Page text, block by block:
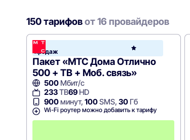
150 тарифовот 16 провайдеров
Хит
продаж
Пакет «МТС Дома Отлично
500 + ТВ + Моб. связь»
500Мбит/с
233ТВ69HD
900минут, 100SMS, 30Гб
Wi-Fi роутер можно добавить к тарифу